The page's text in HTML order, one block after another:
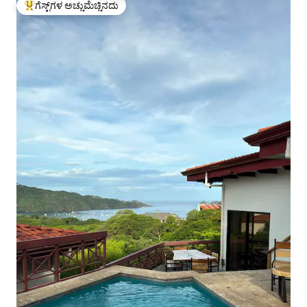
ಗೆಸ್ಟ್‌ಗಳಿಗೆ ಅತಿ ಹೆಚ್ಚು ಅಚ್ಚುಮೆಚ್ಚಿನದು
ಗೆಸ್ಟ್‌ಗಳ ಅಚ್ಚುಮೆಚ್ಚಿನದು